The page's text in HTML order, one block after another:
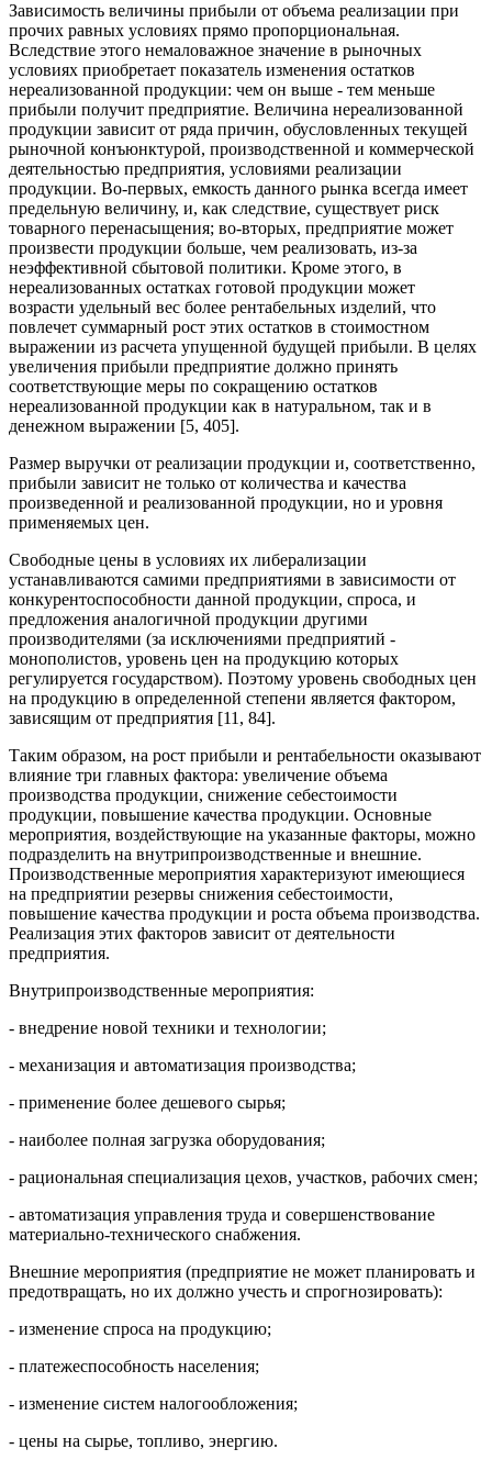
Зависимость величины прибыли от объема реализации при
прочих равных условиях прямо пропорциональная.
Вследствие этого немаловажное значение в рыночных
условиях приобретает показатель изменения остатков
нереализованной продукции: чем он выше - тем меньше
прибыли получит предприятие. Величина нереализованной
продукции зависит от ряда причин, обусловленных текущей
рыночной конъюнктурой, производственной и коммерческой
деятельностью предприятия, условиями реализации
продукции. Во-первых, емкость данного рынка всегда имеет
предельную величину, и, как следствие, существует риск
товарного перенасыщения; во-вторых, предприятие может
произвести продукции больше, чем реализовать, из-за
неэффективной сбытовой политики. Кроме этого, в
нереализованных остатках готовой продукции может
возрасти удельный вес более рентабельных изделий, что
повлечет суммарный рост этих остатков в стоимостном
выражении из расчета упущенной будущей прибыли. В целях
увеличения прибыли предприятие должно принять
соответствующие меры по сокращению остатков
нереализованной продукции как в натуральном, так и в
денежном выражении [5, 405].
Размер выручки от реализации продукции и, соответственно,
прибыли зависит не только от количества и качества
произведенной и реализованной продукции, но и уровня
применяемых цен.
Свободные цены в условиях их либерализации
устанавливаются самими предприятиями в зависимости от
конкурентоспособности данной продукции, спроса, и
предложения аналогичной продукции другими
производителями (за исключениями предприятий -
монополистов, уровень цен на продукцию которых
регулируется государством). Поэтому уровень свободных цен
на продукцию в определенной степени является фактором,
зависящим от предприятия [11, 84].
Таким образом, на рост прибыли и рентабельности оказывают
влияние три главных фактора: увеличение объема
производства продукции, снижение себестоимости
продукции, повышение качества продукции. Основные
мероприятия, воздействующие на указанные факторы, можно
подразделить на внутрипроизводственные и внешние.
Производственные мероприятия характеризуют имеющиеся
на предприятии резервы снижения себестоимости,
повышение качества продукции и роста объема производства.
Реализация этих факторов зависит от деятельности
предприятия.
Внутрипроизводственные мероприятия:
- внедрение новой техники и технологии;
- механизация и автоматизация производства;
- применение более дешевого сырья;
- наиболее полная загрузка оборудования;
- рациональная специализация цехов, участков, рабочих смен;
- автоматизация управления труда и совершенствование
материально-технического снабжения.
Внешние мероприятия (предприятие не может планировать и
предотвращать, но их должно учесть и спрогнозировать):
- изменение спроса на продукцию;
- платежеспособность населения;
- изменение систем налогообложения;
- цены на сырье, топливо, энергию.